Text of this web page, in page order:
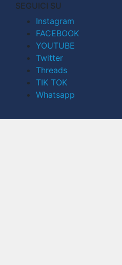
SEGUICI SU
Instagram
FACEBOOK
YOUTUBE
Twitter
Threads
TIK TOK
Whatsapp